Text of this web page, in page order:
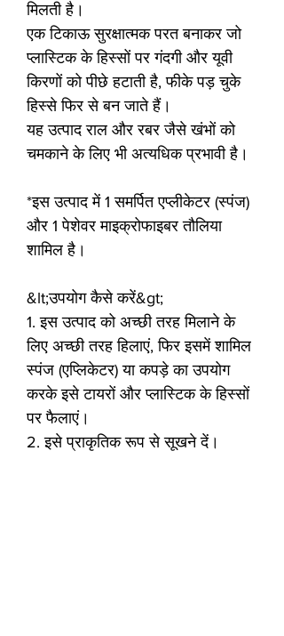
मिलती है।
एक टिकाऊ सुरक्षात्मक परत बनाकर जो
प्लास्टिक के हिस्सों पर गंदगी और यूवी
किरणों को पीछे हटाती है, फीके पड़ चुके
हिस्से फिर से बन जाते हैं।
यह उत्पाद राल और रबर जैसे खंभों को
चमकाने के लिए भी अत्यधिक प्रभावी है।
*इस उत्पाद में 1 समर्पित एप्लीकेटर (स्पंज)
और 1 पेशेवर माइक्रोफाइबर तौलिया
शामिल है।
&lt;उपयोग कैसे करें&gt;
1. इस उत्पाद को अच्छी तरह मिलाने के
लिए अच्छी तरह हिलाएं, फिर इसमें शामिल
स्पंज (एप्लिकेटर) या कपड़े का उपयोग
करके इसे टायरों और प्लास्टिक के हिस्सों
पर फैलाएं।
2. इसे प्राकृतिक रूप से सूखने दें।